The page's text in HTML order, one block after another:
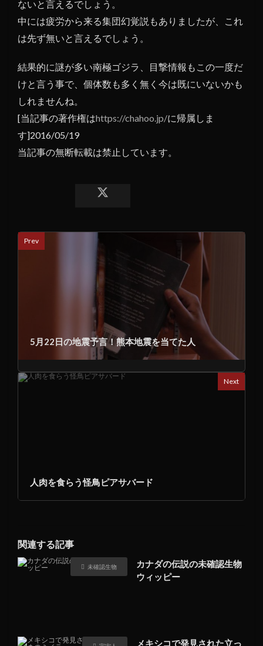
ないと言えるでしょう。
中には疲労から来る集団幻覚説もありましたが、これ
は先ず無いと言えるでしょう。
結果的に謎が多い南極ゴジラ、目撃情報もこの一度だ
けと言う事で、個体数も多く無く今は既にいないかも
しれませんね。
[当記事の著作権はhttps://chahoo.jp/に帰属しま
す]2016/05/19
当記事の無断転載は禁止しています。
Prev
5月22日の地震予言！熊本地震を当てた人
Next
人肉を食らう怪鳥ピアサバード
関連する記事
未確認生物
カナダの伝説の未確認生物
ウィッピー
メキシコで発見された立っ